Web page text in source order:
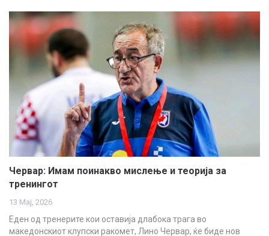
Червар: Имам поинакво мислење и теорија за
тренингот
13 Мај, 2026
Еден од тренерите кои оставија длабока трага во
македонскиот клупски ракомет, Лино Червар, ќе биде нов